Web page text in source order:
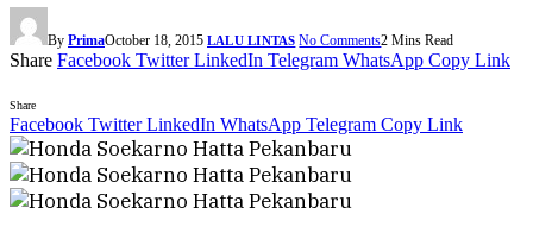
By PrimaOctober 18, 2015 LALU LINTAS No Comments2 Mins Read
Share Facebook Twitter LinkedIn Telegram WhatsApp Copy Link
Share
Facebook Twitter LinkedIn WhatsApp Telegram Copy Link